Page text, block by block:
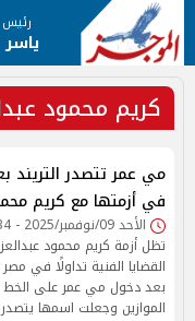
رئيس
كريم محمود
مي عمر تتصدر التريند
في أزمتها مع كريم
الأحد 09/نوفمبر/2025 - 03:34 م
تظل أزمة كريم محمود
القضايا الفنية تداولًا في
بعد دخول مي عمر على الخط
الموازين وجعلت اسمها يتصدر